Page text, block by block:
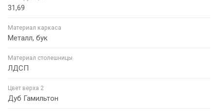
31,69
Материал каркаса
Металл, бук
Материал столешницы
ЛДСП
Цвет верха 2
Дуб Гамильтон